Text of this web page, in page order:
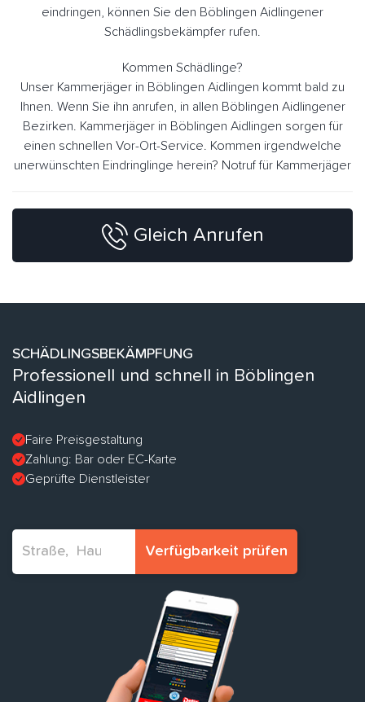
eindringen, können Sie den Böblingen Aidlingener
Schädlingsbekämpfer rufen.
Kommen Schädlinge?
Unser Kammerjäger in Böblingen Aidlingen kommt bald zu
Ihnen. Wenn Sie ihn anrufen, in allen Böblingen Aidlingener
Bezirken. Kammerjäger in Böblingen Aidlingen sorgen für
einen schnellen Vor-Ort-Service. Kommen irgendwelche
unerwünschten Eindringlinge herein? Notruf für Kammerjäger
Gleich Anrufen
SCHÄDLINGSBEKÄMPFUNG
Professionell und schnell in Böblingen
Aidlingen
Faire Preisgestaltung
Zahlung: Bar oder EC-Karte
Geprüfte Dienstleister
Verfügbarkeit prüfen